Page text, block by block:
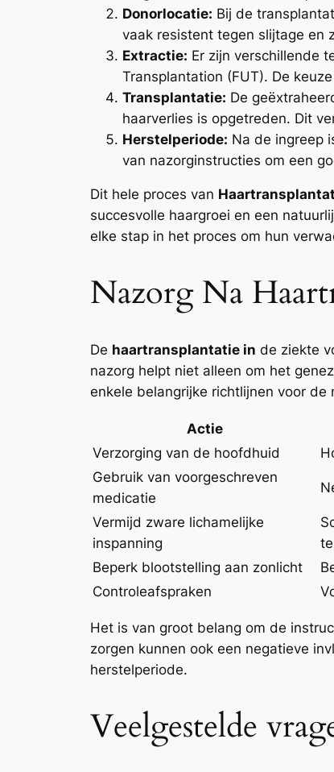
Donorlocatie: Bij de
vaak resistent tegen slijtage en
Extractie: Er zijn verschillende
Transplantation (FUT). De
Transplantatie: De
haarverlies is opgetreden. Dit
Herstelperiode: Na de ingreep
van nazorginstructies om een
Dit hele proces van
succesvolle haargroei en een
elke stap in het proces om hun
Nazorg Na
De haartransplantatie in de ziekte
nazorg helpt niet alleen om het
enkele belangrijke richtlijnen voor
Actie
Verzorging van de hoofdhuid
Gebruik van voorgeschreven
medicatie
Vermijd zware lichamelijke
inspanning
Beperk blootstelling aan zonlicht
Controleafspraken
Het is van groot belang om de
zorgen kunnen ook een negatieve
herstelperiode.
Veelgestelde